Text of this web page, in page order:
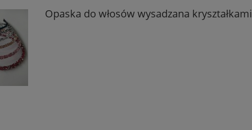
Opaska do włosów wysadzana kryształkami